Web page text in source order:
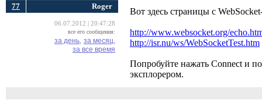
77 Roger
06.07.2012 | 20:47:28
все его сообщения:
за день, за месяц,
за все время
Вот здесь страницы с
http://www.websocket.org/
http://isr.nu/ws/WebSocketTest.htm
Попробуйте нажать Connect и
эксплорером.